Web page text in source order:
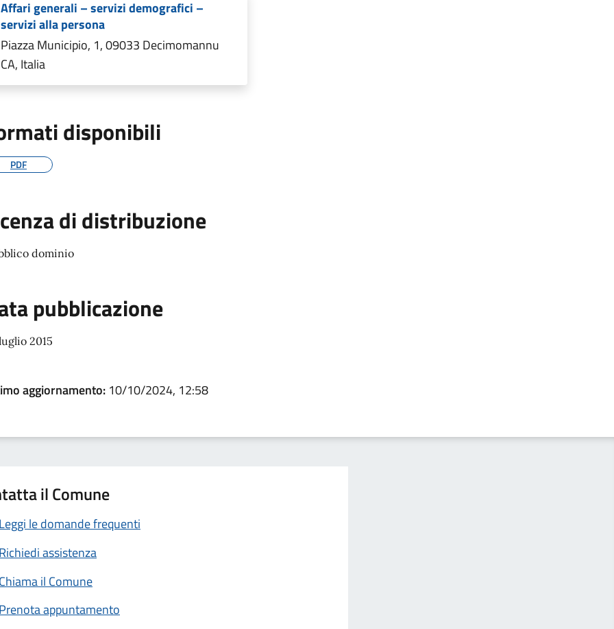
Affari generali – servizi demografici –
servizi alla persona
Piazza Municipio, 1, 09033 Decimomannu
CA, Italia
disponibili
PDF
di distribuzione
dominio
pubblicazione
2015
aggiornamento: 10/10/2024, 12:58
il Comune
Leggi le domande frequenti
Richiedi assistenza
Chiama il Comune
Prenota appuntamento